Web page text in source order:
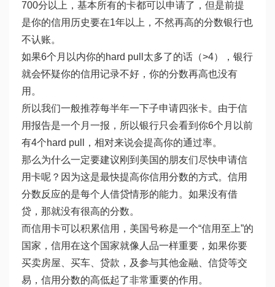
700分以上，基本所有的卡都可以申请了，但是前提
是你的信用历史要在1年以上，不然再高的分数银行也
不认账。
如果6个月以内你的hard pull太多了的话（>4），银行
就会怀疑你的信用记录不好，你的分数再高也没有
用。
所以我们一般推荐每半年一下子申请四张卡。由于信
用报告是一个月一报，所以银行只会看到你6个月以前
有4个hard pull，相对来说会提高你的通过率。
那么为什么一定要建议刚到美国的朋友们尽快申请信
用卡呢？因为这是最快提高你信用分数的方式。信用
分数反应的是每个人借贷情形的能力。如果没有借
贷，那就没有很高的分数。
而信用卡可以积累信用，美国号称是一个“信用至上”的
国家，信用在这个国家就像人品一样重要，如果你要
买卖房屋、买车、贷款，及参与其他金融、信贷等交
易，信用分数的高低起了非常重要的作用。